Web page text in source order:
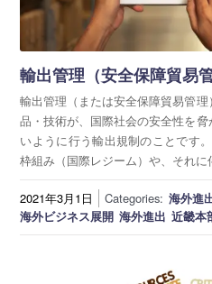
輸出管理（安全保障貿易
輸出管理（または安全保障貿易管
品・技術が、国際社会の安全性を
いように行う輸出規制のことです
枠組み（国際レジーム）や、それ
2021年3月1日 Categories: 海外進
海外ビジネス展開 海外進出 近畿本